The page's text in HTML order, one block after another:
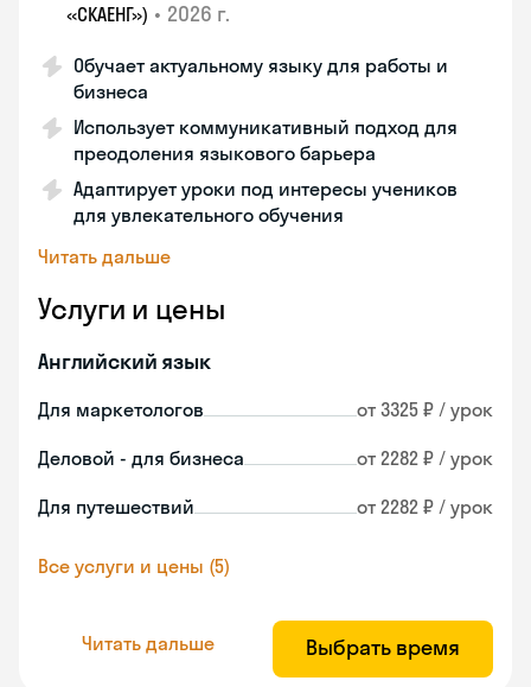
«СКАЕНГ») • 2026 г.
Обучает актуальному языку для работы и
бизнеса
Использует коммуникативный подход для
преодоления языкового барьера
Адаптирует уроки под интересы учеников
для увлекательного обучения
Читать дальше
Услуги и цены
Английский язык
Для маркетологов от 3325 ₽ / урок
Деловой - для бизнеса от 2282 ₽ / урок
Для путешествий от 2282 ₽ / урок
Все услуги и цены (5)
Читать дальше Выбрать время